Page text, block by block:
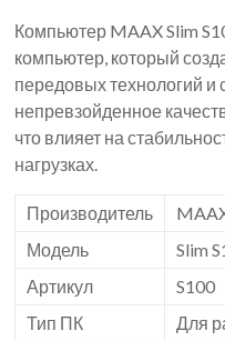
Компьютер MAAX Slim
компьютер, который
передовых технологий и
непревзойденное
что влияет на
нагрузках.
Производитель
Модель
Slim
Артикул
S100
Тип ПК
Для